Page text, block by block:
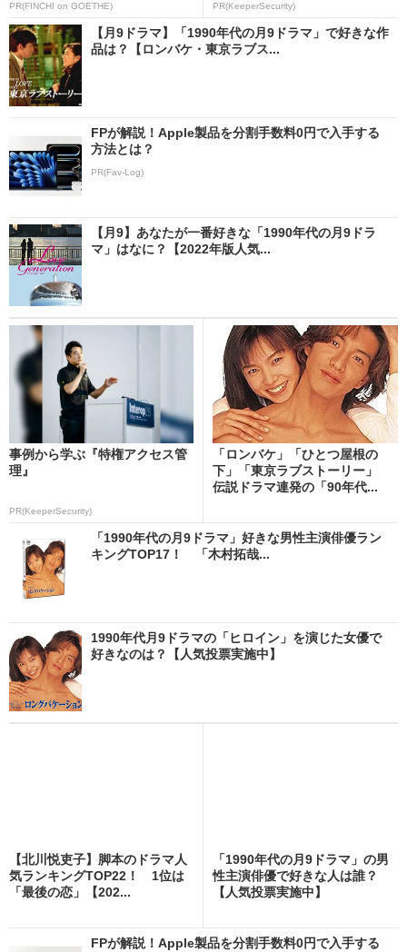
PR(FINCHI on GOETHE) PR(KeeperSecurity)
【月9ドラマ】「1990年代の月9ドラマ」で好きな作
品は？【ロンバケ・東京ラブス...
FPが解説！Apple製品を分割手数料0円で入手する
方法とは？
PR(Fav-Log)
【月9】あなたが一番好きな「1990年代の月9ドラ
マ」はなに？【2022年版人気...
事例から学ぶ『特権アクセス管
理』
PR(KeeperSecurity)
「ロンバケ」「ひとつ屋根の
下」「東京ラブストーリー」
伝説ドラマ連発の「90年代...
「1990年代の月9ドラマ」好きな男性主演俳優ラン
キングTOP17！ 「木村拓哉...
1990年代月9ドラマの「ヒロイン」を演じた女優で
好きなのは？【人気投票実施中】
【北川悦吏子】脚本のドラマ人
気ランキングTOP22！ 1位は
「最後の恋」【202...
「1990年代の月9ドラマ」の男
性主演俳優で好きな人は誰？
【人気投票実施中】
FPが解説！Apple製品を分割手数料0円で入手する